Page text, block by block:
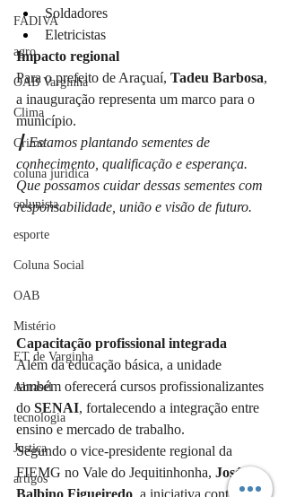
FADIVA
agro
OAB Varginha
Clima
Crime
coluna juridica
colunista
esporte
Coluna Social
OAB
Mistério
ET de Varginha
Abrasel
tecnologia
Justiça
artigos
Soldadores
Eletricistas
Impacto regional
Para o prefeito de Araçuaí, Tadeu Barbosa,
a inauguração representa um marco para o
município.
┃ Estamos plantando sementes de
conhecimento, qualificação e esperança.
Que possamos cuidar dessas sementes com
responsabilidade, união e visão de futuro.
Capacitação profissional integrada
Além da educação básica, a unidade
também oferecerá cursos profissionalizantes
do SENAI, fortalecendo a integração entre
ensino e mercado de trabalho.
Segundo o vice-presidente regional da
FIEMG no Vale do Jequitinhonha, José
Balbino Figueiredo, a iniciativa contribui